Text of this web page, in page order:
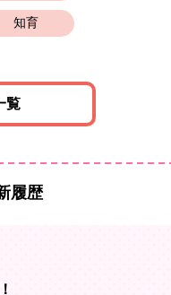
知育
覧
履歴